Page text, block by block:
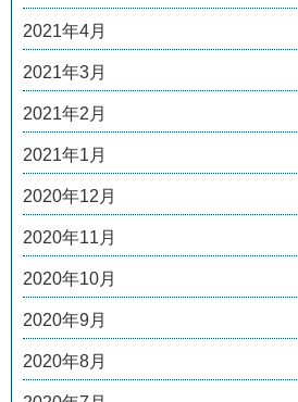
2021年4月
2021年3月
2021年2月
2021年1月
2020年12月
2020年11月
2020年10月
2020年9月
2020年8月